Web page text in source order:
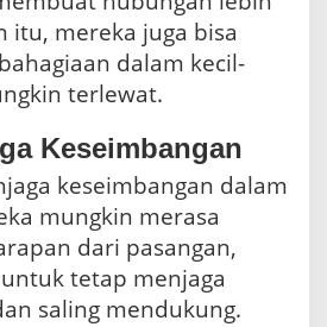
itu, mereka juga bisa
dalam kecil-
terlewat.
Keseimbangan
keseimbangan dalam
mungkin merasa
dari pasangan,
tetap menjaga
saling mendukung.